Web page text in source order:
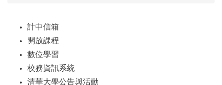
計中信箱
開放課程
數位學習
校務資訊系統
清華大學公告與活動